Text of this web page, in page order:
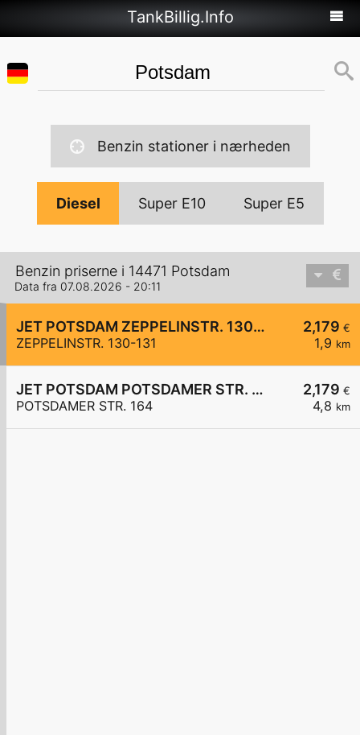
TankBillig.Info
Benzin stationer i nærheden
Diesel Super E10 Super E5
Benzin priserne i 14471 Potsdam
Data fra 07.08.2026 - 20:11
2,179 €
1,9 km
JET POTSDAM ZEPPELINSTR. 130-131
ZEPPELINSTR. 130-131
2,179 €
4,8 km
JET POTSDAM POTSDAMER STR. 164
POTSDAMER STR. 164